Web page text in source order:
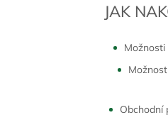
JAK
Obchodní